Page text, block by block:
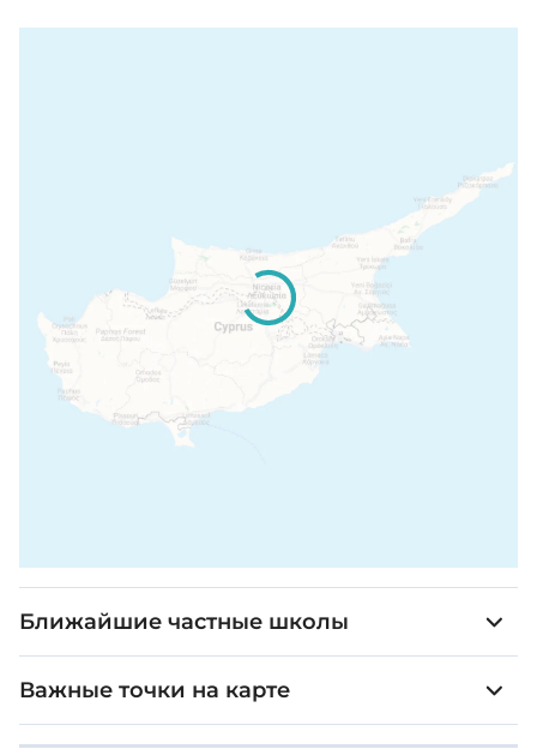
Ближайшие частные школы
Важные точки на карте